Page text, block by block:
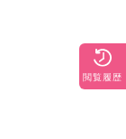
閲覧履歴